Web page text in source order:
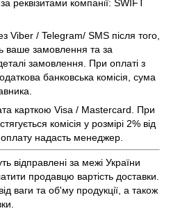
реквізитами компанії: SWIFT
Viber / Telegram/ SMS після того,
ваше замовлення та за
замовлення. При оплаті з
банковська комісія, сума
карткою Visa / Mastercard. При
комісія у розмірі 2% від
надасть менеджер.
відправлені за межі України
продавцю вартість доставки.
ваги та об'му продукції, а також